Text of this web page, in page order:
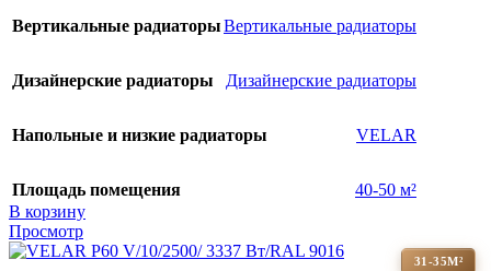
Вертикальные радиаторыВертикальные радиаторы
Дизайнерские радиаторы Дизайнерские радиаторы
Напольные и низкие радиаторы VELAR
Площадь помещения
40-50 м²
В корзину
Просмотр
31-35М²